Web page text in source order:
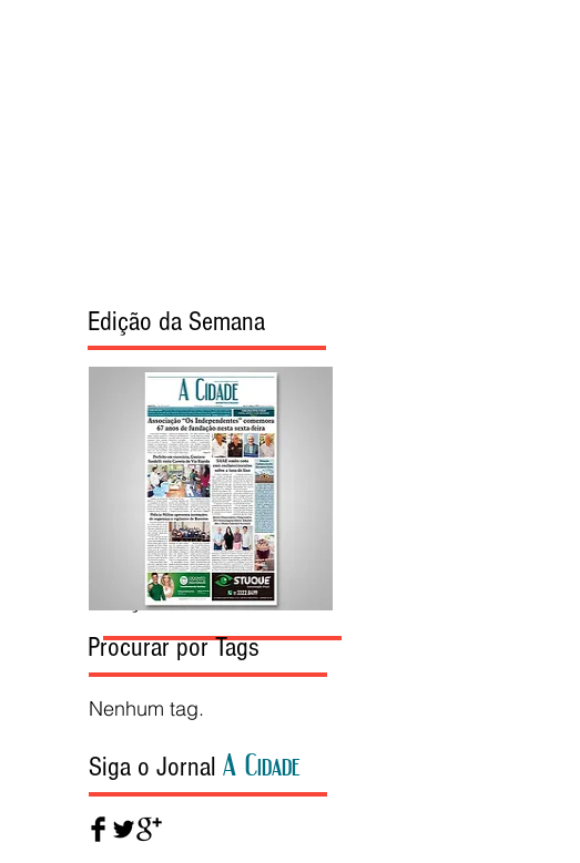
Edição da Semana
Edição da Semana
Procurar por Tags
Nenhum tag.
Siga o Jornal A Cidade